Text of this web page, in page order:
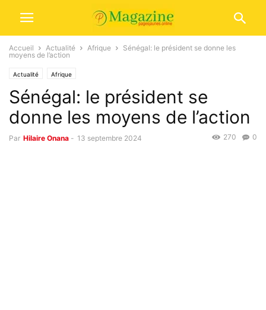
Accueil Actualité Afrique
Sénégal: le président se donne les
moyens de l’action
Actualité Afrique
Sénégal: le président se
donne les moyens de l’action
Par Hilaire Onana - 13 septembre 2024 0
270